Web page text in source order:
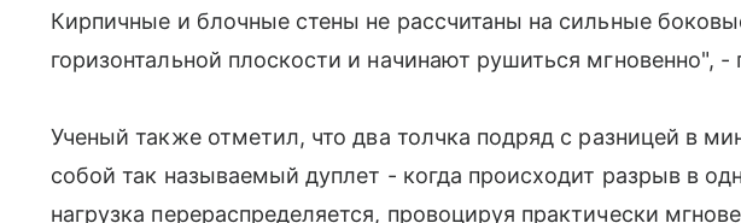
Кирпичные и блочные стены не рассчитаны на сильные
горизонтальной плоскости и начинают рушиться мгновенно", -
Ученый также отметил, что два толчка подряд с разницей в
собой так называемый дуплет - когда происходит разрыв в
нагрузка перераспределяется, провоцируя практически